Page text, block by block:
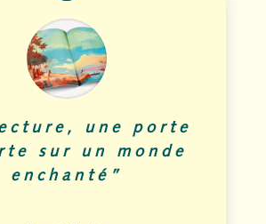
une porte
sur un monde
enchanté”